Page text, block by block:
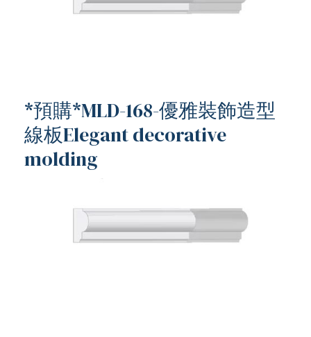
*預購*MLD-168-優雅裝飾造型
線板Elegant decorative
molding